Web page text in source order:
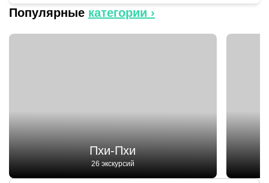
Популярные категории ›
Пхи-Пхи
26 экскурсий